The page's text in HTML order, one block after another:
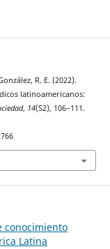
R. E. (2022).
latinoamericanos:
, 14(S2), 106–111.
conocimiento
Latina